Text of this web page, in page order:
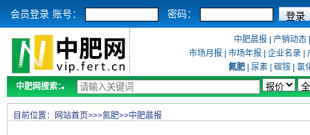
会员登录 账号： 密码：
中肥晨报 产销动态
市场月报
市场年报 企业名录
氮肥
尿素 碳铵
氯
中肥网搜索：
目前位置： 网站首页>>>氮肥>>中肥晨报